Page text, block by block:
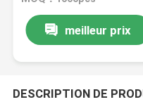
meilleur prix
DESCRIPTION DE